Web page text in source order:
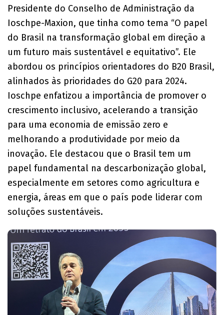
Presidente do Conselho de Administração da
Ioschpe-Maxion, que tinha como tema “O papel
do Brasil na transformação global em direção a
um futuro mais sustentável e equitativo”. Ele
abordou os princípios orientadores do B20 Brasil,
alinhados às prioridades do G20 para 2024.
Ioschpe enfatizou a importância de promover o
crescimento inclusivo, acelerando a transição
para uma economia de emissão zero e
melhorando a produtividade por meio da
inovação. Ele destacou que o Brasil tem um
papel fundamental na descarbonização global,
especialmente em setores como agricultura e
energia, áreas em que o país pode liderar com
soluções sustentáveis.